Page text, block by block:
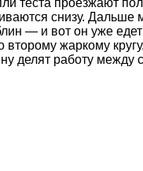
снизу. Дальше
— и вот он уже
второму жаркому
делят работу между